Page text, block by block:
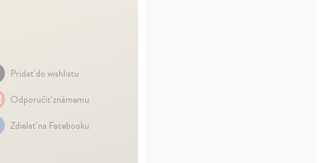
Pridať do wishlistu
Odporučiť známemu
Zdielať na Facebooku